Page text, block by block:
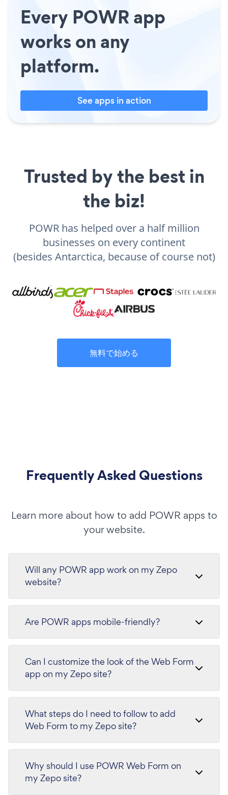
Every POWR app
works on any
platform.
See apps in action
Trusted by the best in
the biz!
POWR has helped over a half million
businesses on every continent
(besides Antarctica, because of course not)
無料で始める
Frequently Asked Questions
Learn more about how to add POWR apps to
your website.
Will any POWR app work on my Zepo
website?
Are POWR apps mobile-friendly?
Can I customize the look of the Web Form
app on my Zepo site?
What steps do I need to follow to add
Web Form to my Zepo site?
Why should I use POWR Web Form on
my Zepo site?